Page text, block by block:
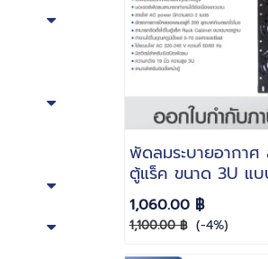
พัดลมระบายอากาศ
ตู้แร็ค ขนาด 3U แ
WAYS GLINK รุ่น
1,060.00 ฿
1,100.00 ฿ (-4%)